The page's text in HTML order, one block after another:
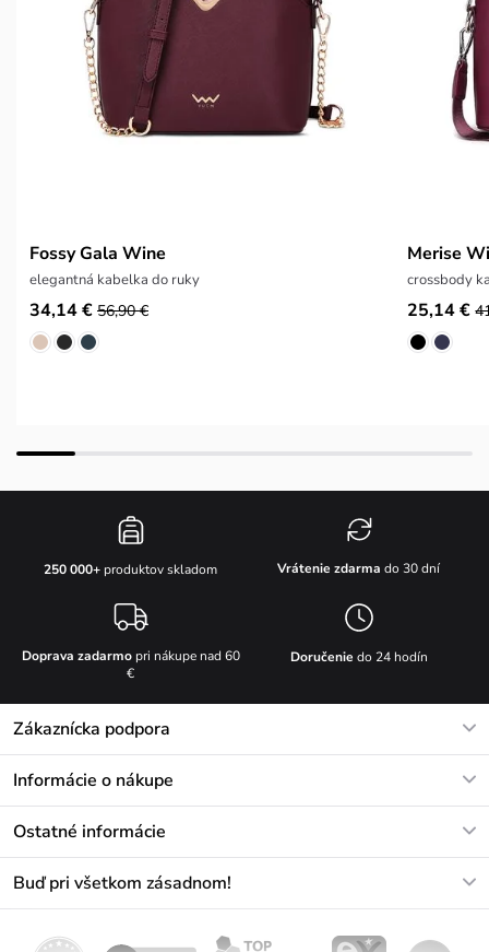
Fossy Gala Wine
elegantná kabelka do ruky
34,14 € 56,90 €
Merise
crossbody
25,14 €
250 000+ produktov skladom Vrátenie zdarma do 30 dní
Doprava zadarmopri nákupe nad 60
€
Doručenie do 24 hodín
Zákaznícka podpora
info@vuch.sk
Informácie o nákupe
Materiály a údržba
Ostatné informácie
Darčekové poukazy
Buď pri všetkom zásadnom!